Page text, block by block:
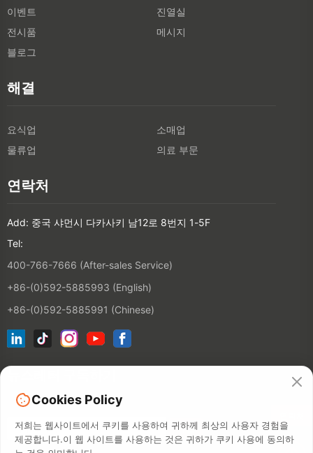
이벤트
진열실
전시품
메시지
블로그
해결
요식업
소매업
물류업
의료 부문
연락처
Add: 중국 샤먼시 다카사키 남12로 8번지 1-5F
Tel:
400-766-7666 (After-sales Service)
+86-(0)592-5885993 (English)
+86-(0)592-5885991 (Chinese)
Cookies Policy
저희는 웹사이트에서 쿠키를 사용하여 귀하께 최상의 사용자 경험을
제공합니다.이 웹 사이트를 사용하는 것은 귀하가 쿠키 사용에 동의하